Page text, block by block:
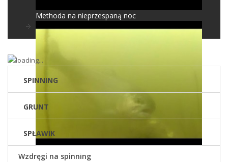
Methoda na nieprzespaną noc
SPINNING
GRUNT
SPŁAWIK
Wzdręgi na spinning